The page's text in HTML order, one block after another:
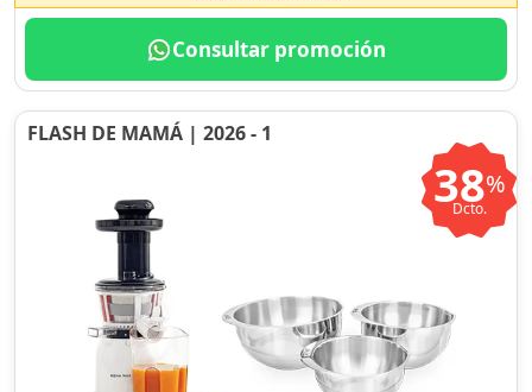
Consultar promoción
FLASH DE MAMÁ | 2026 - 1
38%
Dcto.